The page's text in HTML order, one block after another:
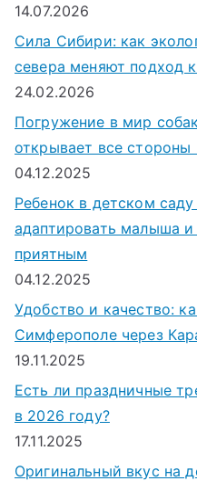
14.07.2026
Сила Сибири: как
севера меняют подход
24.02.2026
Погружение в мир
открывает все стороны
04.12.2025
Ребенок в детском
адаптировать малыша и
приятным
04.12.2025
Удобство и качество:
Симферополе через
19.11.2025
Есть ли праздничные
в 2026 году?
17.11.2025
Оригинальный вкус на